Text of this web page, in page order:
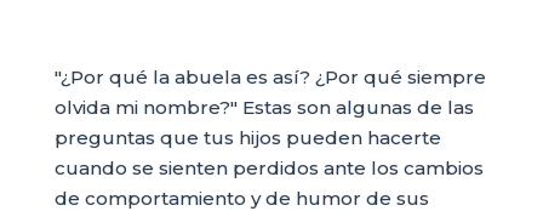
"¿Por qué la abuela es así? ¿Por qué siempre
olvida mi nombre?" Estas son algunas de las
preguntas que tus hijos pueden hacerte
cuando se sienten perdidos ante los cambios
de comportamiento y de humor de sus